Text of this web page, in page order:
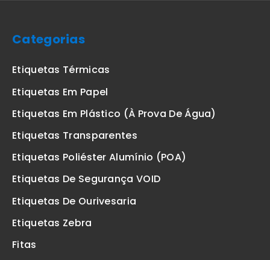
Categorias
Etiquetas Térmicas
Etiquetas Em Papel
Etiquetas Em Plástico (à Prova De Água)
Etiquetas Transparentes
Etiquetas Poliéster Alumínio (POA)
Etiquetas De Segurança VOID
Etiquetas De Ourivesaria
Etiquetas Zebra
Fitas